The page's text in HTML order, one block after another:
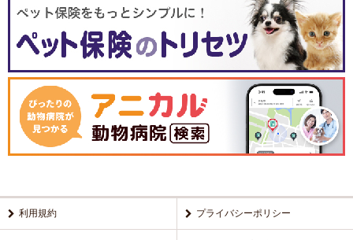
利用規約 プライバシーポリシー